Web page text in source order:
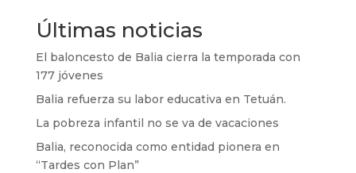
Últimas noticias
El baloncesto de Balia cierra la temporada con
177 jóvenes
Balia refuerza su labor educativa en Tetuán.
La pobreza infantil no se va de vacaciones
Balia, reconocida como entidad pionera en
“Tardes con Plan”